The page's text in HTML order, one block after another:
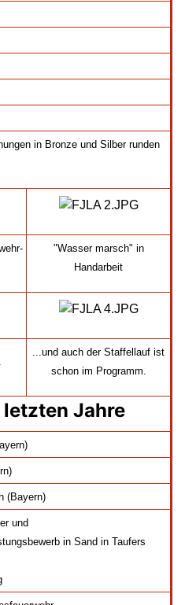
in Bronze und Silber runden
"Wasser marsch" in
Handarbeit
...und auch der Staffellauf ist
schon im Programm.
Jahre
(Bayern)
und
in Sand in Taufers